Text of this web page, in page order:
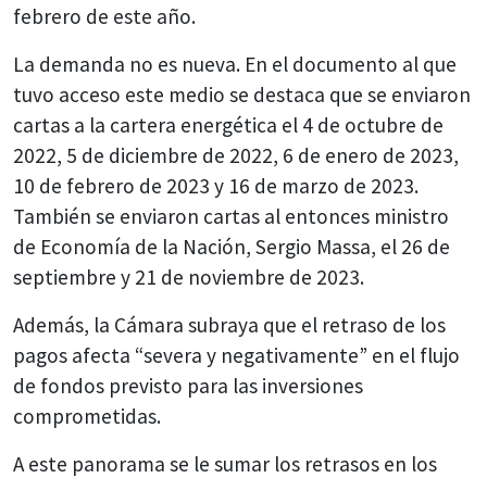
febrero de este año.
La demanda no es nueva. En el documento al que
tuvo acceso este medio se destaca que se enviaron
cartas a la cartera energética el 4 de octubre de
2022, 5 de diciembre de 2022, 6 de enero de 2023,
10 de febrero de 2023 y 16 de marzo de 2023.
También se enviaron cartas al entonces ministro
de Economía de la Nación, Sergio Massa, el 26 de
septiembre y 21 de noviembre de 2023.
Además, la Cámara subraya que el retraso de los
pagos afecta “severa y negativamente” en el flujo
de fondos previsto para las inversiones
comprometidas.
A este panorama se le sumar los retrasos en los